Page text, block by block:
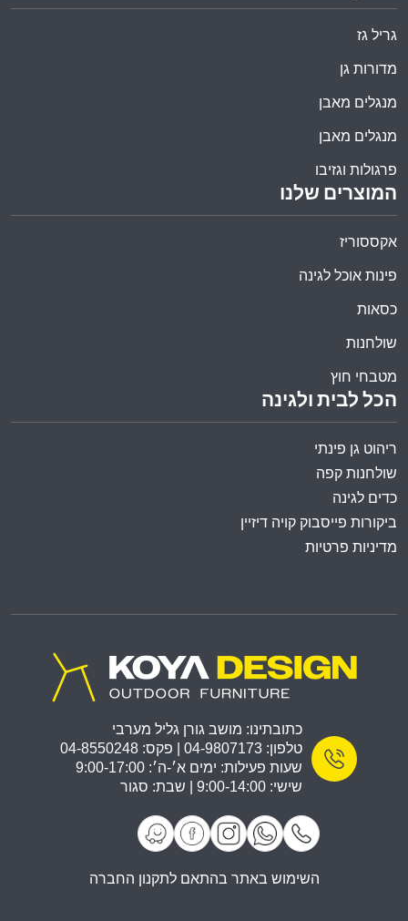
הכל לבית ולגינה
ריהוט גן פינתי
שולחנות קפה
כדים לגינה
ביקורות פייסבוק קויה דיזיין
מדיניות פרטיות
המוצרים שלנו
אקססוריז
פינות אוכל לגינה
כסאות
שולחנות
מטבחי חוץ
גריל גז
מדורות גן
מנגלים מאבן
מנגלים מאבן
פרגולות וגזיבו
כתובתינו: מושב גורן גליל מערבי
טלפון: 04-9807173 | פקס: 04-8550248
שעות פעילות: ימים א׳-ה׳: 9:00-17:00
שישי: 9:00-14:00 | שבת: סגור
השימוש באתר בהתאם לתקנון החברה